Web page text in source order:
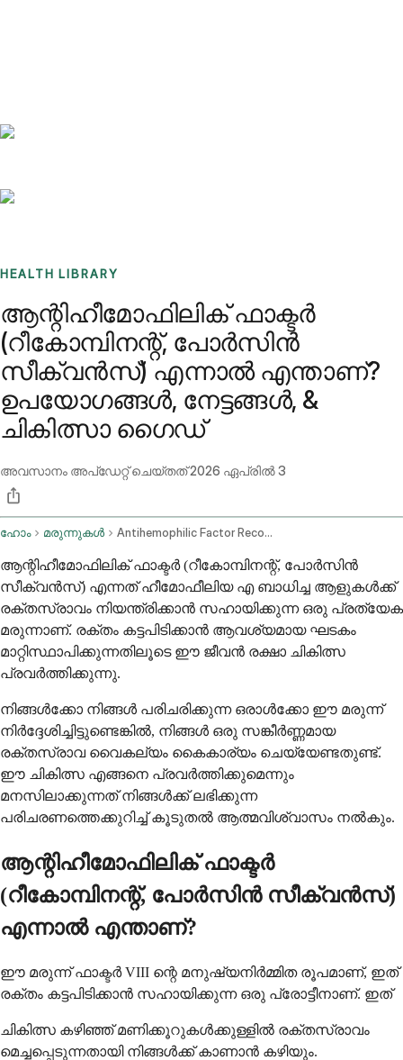
HEALTH LIBRARY
ആന്റിഹീമോഫിലിക് ഫാക്ടർ
(റീകോമ്പിനന്റ്, പോർസിൻ
സീക്വൻസ്) എന്നാൽ എന്താണ്?
ഉപയോഗങ്ങൾ, നേട്ടങ്ങൾ, &
ചികിത്സാ ഗൈഡ്
അവസാനം അപ്ഡേറ്റ് ചെയ്തത്2026 ഏപ്രിൽ 3
ഹോം മരുന്നുകൾ Antihemophilic Factor Recombinant Porcine Sequence Intravenous Route
ആന്റിഹീമോഫിലിക് ഫാക്ടർ (റീകോമ്പിനന്റ്, പോർസിൻ
സീക്വൻസ്) എന്നത് ഹീമോഫീലിയ എ ബാധിച്ച ആളുകൾക്ക്
രക്തസ്രാവം നിയന്ത്രിക്കാൻ സഹായിക്കുന്ന ഒരു പ്രത്യേക
മരുന്നാണ്. രക്തം കട്ടപിടിക്കാൻ ആവശ്യമായ ഘടകം
മാറ്റിസ്ഥാപിക്കുന്നതിലൂടെ ഈ ജീവൻ രക്ഷാ ചികിത്സ
പ്രവർത്തിക്കുന്നു.
നിങ്ങൾക്കോ നിങ്ങൾ പരിചരിക്കുന്ന ഒരാൾക്കോ ഈ മരുന്ന്
നിർദ്ദേശിച്ചിട്ടുണ്ടെങ്കിൽ, നിങ്ങൾ ഒരു സങ്കീർണ്ണമായ
രക്തസ്രാവ വൈകല്യം കൈകാര്യം ചെയ്യേണ്ടതുണ്ട്.
ഈ ചികിത്സ എങ്ങനെ പ്രവർത്തിക്കുമെന്നും
മനസിലാക്കുന്നത് നിങ്ങൾക്ക് ലഭിക്കുന്ന
പരിചരണത്തെക്കുറിച്ച് കൂടുതൽ ആത്മവിശ്വാസം നൽകും.
ആന്റിഹീമോഫിലിക് ഫാക്ടർ
(റീകോമ്പിനന്റ്, പോർസിൻ സീക്വൻസ്)
എന്നാൽ എന്താണ്?
ഈ മരുന്ന് ഫാക്ടർ VIII ന്റെ മനുഷ്യനിർമ്മിത രൂപമാണ്, ഇത്
രക്തം കട്ടപിടിക്കാൻ സഹായിക്കുന്ന ഒരു പ്രോട്ടീനാണ്. ഇത്
ചികിത്സ കഴിഞ്ഞ് മണിക്കൂറുകൾക്കുള്ളിൽ രക്തസ്രാവം
മെച്ചപ്പെടുന്നതായി നിങ്ങൾക്ക് കാണാൻ കഴിയും.